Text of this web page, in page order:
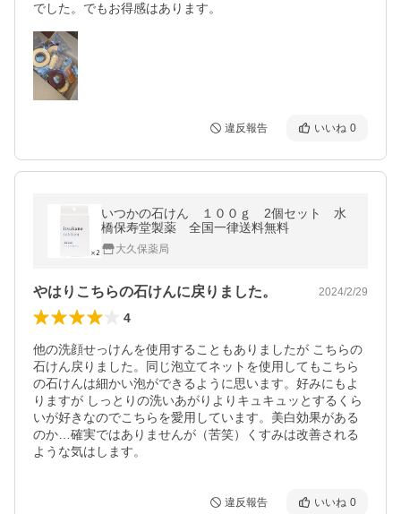
でした。でもお得感はあります。
違反報告 いいね 0
いつかの石けん １００ｇ 2個セット 水
橋保寿堂製薬 全国一律送料無料
大久保薬局
やはりこちらの石けんに戻りました。 2024/2/29
4
他の洗顔せっけんを使用することもありましたが こちらの
石けん戻りました。同じ泡立てネットを使用してもこちら
の石けんは細かい泡ができるように思います。好みにもよ
りますが しっとりの洗いあがりよりキュキュッとするくら
いが好きなのでこちらを愛用しています。美白効果がある
のか…確実ではありませんが（苦笑）くすみは改善される
ような気はします。
違反報告 いいね 0